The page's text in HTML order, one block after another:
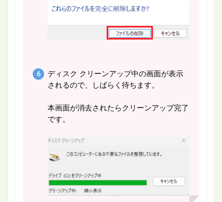
ディスク クリーンアップ中の画面が表示
されるので、しばらく待ちます。
本画面が消去されたらクリーンアップ完了
です。